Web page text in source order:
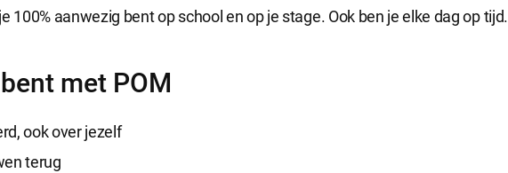
100% aanwezig bent op school en op je stage. Ook ben je elke dag op tijd.
met POM
ook over jezelf
terug